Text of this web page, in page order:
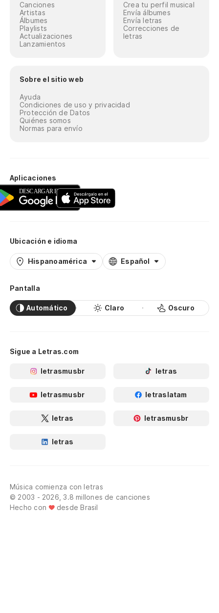
Canciones
Artistas
Álbumes
Playlists
Actualizaciones
Lanzamientos
Crea tu perfil musical
Envía álbumes
Envía letras
Correcciones de
letras
Sobre el sitio web
Ayuda
Condiciones de uso y privacidad
Protección de Datos
Quiénes somos
Normas para envío
Aplicaciones
Ubicación e idioma
Hispanoamérica Español
Pantalla
Automático Claro Oscuro
Sigue a Letras.com
letrasmusbr letras
letrasmusbr letraslatam
letras letrasmusbr
letras
Música comienza con letras
© 2003 - 2026, 3.8 millones de canciones
Hecho con
desde Brasil